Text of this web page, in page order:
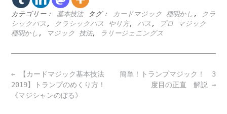
カテゴリー： 基本技法 タグ： カードマジック 種明かし ,
クラ
シックパス , クラシックパス やり方, パス ,
プロ マジック
種明かし , マジック 技法, ラリージェニングス
Post
navigation
簡単！トランプマジック！ 3
度目の正直 解説 →
← 【カードマジック基本技法
2019】トランプのめくり方！
《マジシャンのぼる》